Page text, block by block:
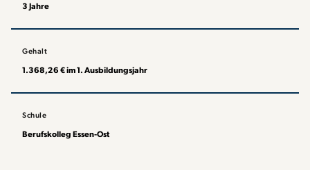
3 Jahre
Gehalt
1.368,26 € im 1. Ausbildungsjahr
Schule
Berufskolleg Essen-Ost